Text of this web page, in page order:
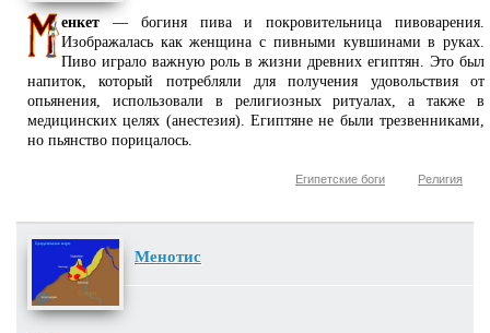
енкет — богиня пива и покровительница пивоварения.
Изображалась как женщина с пивными кувшинами в руках.
Пиво играло важную роль в жизни древних египтян. Это был
напиток, который потребляли для получения удовольствия от
опьянения, использовали в религиозных ритуалах, а также в
медицинских целях (анестезия). Египтяне не были трезвенниками,
но пьянство порицалось.
Религия
Египетские боги
Менотис